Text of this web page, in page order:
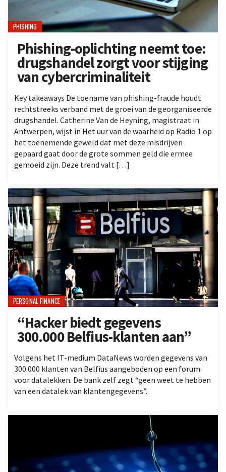
PHISHING
Phishing-oplichting neemt toe:
drugshandel zorgt voor stijging
van cybercriminaliteit
Key takeaways De toename van phishing-fraude houdt
rechtstreeks verband met de groei van de georganiseerde
drugshandel. Catherine Van de Heyning, magistraat in
Antwerpen, wijst in Het uur van de waarheid op Radio 1 op
het toenemende geweld dat met deze misdrijven
gepaard gaat door de grote sommen geld die ermee
gemoeid zijn. Deze trend valt […]
PERSONAL FINANCE
“Hacker biedt gegevens
300.000 Belfius-klanten aan”
Volgens het IT-medium DataNews worden gegevens van
300.000 klanten van Belfius aangeboden op een forum
voor datalekken. De bank zelf zegt “geen weet te hebben
van een datalek van klantengegevens”.